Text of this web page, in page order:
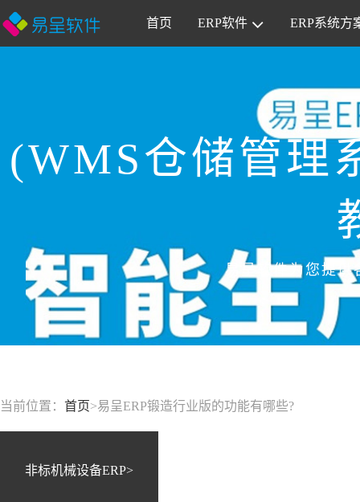
首页 ERP软件 ERP系统方
(WMS仓储管理
易呈软件为您提供
当前位置： 首页>易呈ERP锻造行业版的功能有哪些?
非标机械设备ERP>